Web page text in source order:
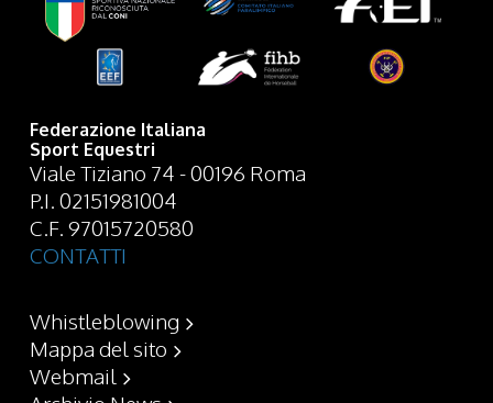
Federazione Italiana
Sport Equestri
Viale Tiziano 74 - 00196 Roma
P.I. 02151981004
C.F. 97015720580
CONTATTI
Whistleblowing
Mappa del sito
Webmail